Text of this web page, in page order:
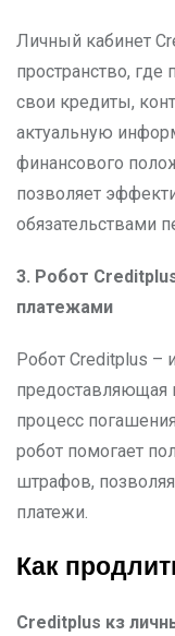
Личный кабинет
пространство,
свои кредиты,
актуальную
финансового
позволяет
обязательствами
3. Робот
платежами
Робот Creditplus –
предоставляющая
процесс
робот помогает
штрафов,
платежи.
Как
Creditplus кз